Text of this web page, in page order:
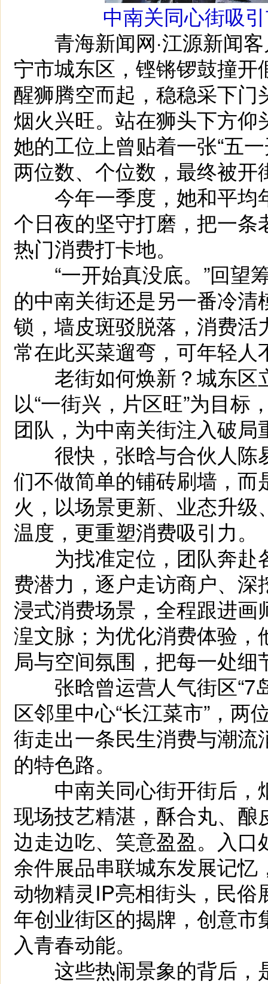
中南关同心街吸
青海新闻网·江源新闻客
宁市城东区，铿锵锣鼓撞
醒狮腾空而起，稳稳采下
烟火兴旺。站在狮头下方
她的工位上曾贴着一张“五
两位数、个位数，最终被
今年一季度，她和平均
个日夜的坚守打磨，把一条
热门消费打卡地。
“一开始真没底。”回望
的中南关街还是另一番冷
锁，墙皮斑驳脱落，消费
常在此买菜遛弯，可年轻
老街如何焕新？城东区
以“一街兴，片区旺”为目
团队，为中南关街注入破
很快，张晗与合伙人陈
们不做简单的铺砖刷墙，
火，以场景更新、业态升
温度，更重塑消费吸引力。
为找准定位，团队奔赴
费潜力，逐户走访商户、
浸式消费场景，全程跟进画
湟文脉；为优化消费体验
局与空间氛围，把每一处
张晗曾运营人气街区“7
区邻里中心“长江菜市”，
街走出一条民生消费与潮
的特色路。
中南关同心街开街后，
现场技艺精湛，酥合丸、
边走边吃、笑意盈盈。入
余件展品串联城东发展记
动物精灵IP亮相街头，民
年创业街区的揭牌，创意
入青春动能。
这些热闹景象的背后，